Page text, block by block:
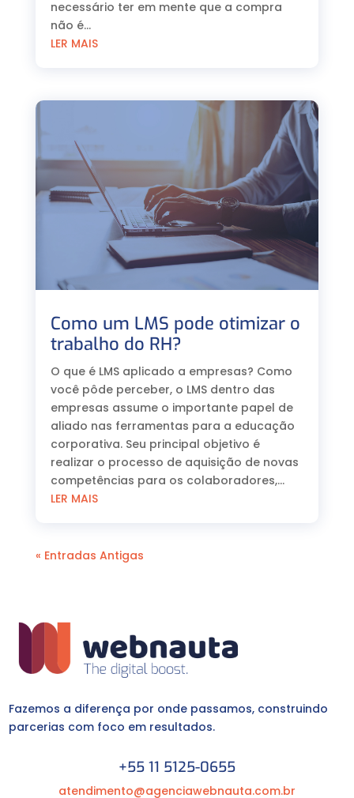
necessário ter em mente que a compra
não é...
LER MAIS
Como um LMS pode otimizar o
trabalho do RH?
O que é LMS aplicado a empresas? Como
você pôde perceber, o LMS dentro das
empresas assume o importante papel de
aliado nas ferramentas para a educação
corporativa. Seu principal objetivo é
realizar o processo de aquisição de novas
competências para os colaboradores,...
LER MAIS
« Entradas Antigas
Fazemos a diferença por onde passamos, construindo
parcerias com foco em resultados.
+55 11 5125-0655
atendimento@agenciawebnauta.com.br